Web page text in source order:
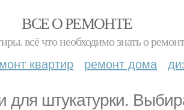
ВСЕ О РЕМОНТЕ
всё что необходимо знать о
квартир ремонт дома
для штукатурки.